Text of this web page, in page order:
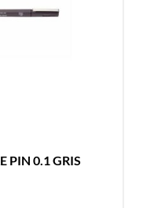
PIN 0.1 GRIS